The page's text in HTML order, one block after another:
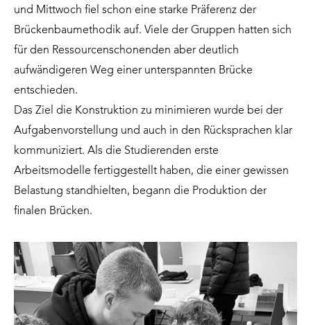
und Mittwoch fiel schon eine starke Präferenz der
Brückenbaumethodik auf. Viele der Gruppen hatten sich
für den Ressourcenschonenden aber deutlich
aufwändigeren Weg einer unterspannten Brücke
entschieden.
Das Ziel die Konstruktion zu minimieren wurde bei der
Aufgabenvorstellung und auch in den Rücksprachen klar
kommuniziert. Als die Studierenden erste
Arbeitsmodelle fertiggestellt haben, die einer gewissen
Belastung standhielten, begann die Produktion der
finalen Brücken.